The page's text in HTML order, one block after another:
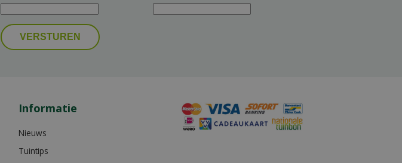
Informatie
Nieuws
Tuintips